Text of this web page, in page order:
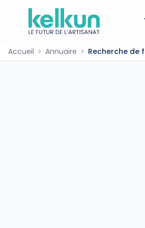
Accueil Annuaire Recherche de